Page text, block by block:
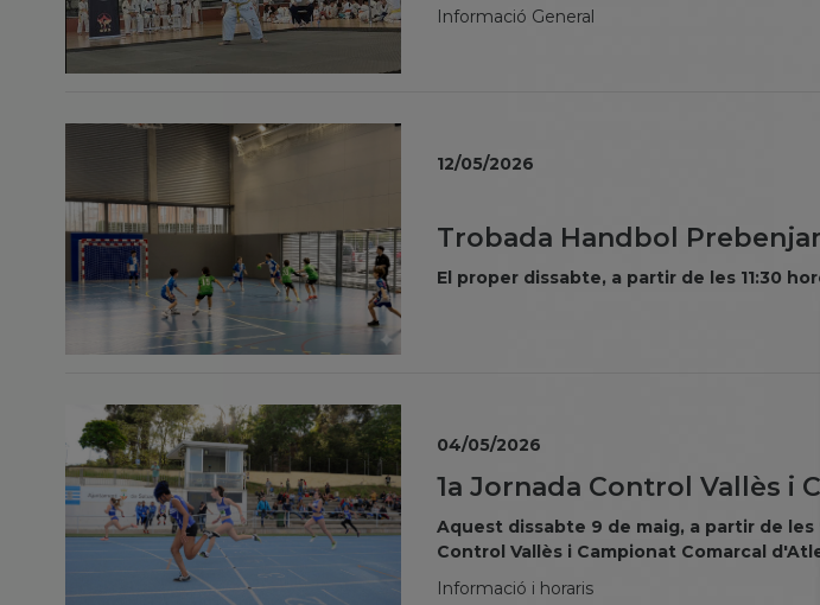
Informació General
Trobada Handbol
El proper dissabte, a partir de les 11:30
12/05/2026
1a Jornada Control Vallès i
Aquest dissabte 9 de maig, a partir de les
Control Vallès i Campionat Comarcal
Informació i horaris
04/05/2026